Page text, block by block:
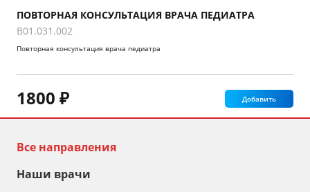
ПОВТОРНАЯ КОНСУЛЬТАЦИЯ ВРАЧА ПЕДИАТРА
B01.031.002
Повторная консультация врача педиатра
1800 ₽ Добавить
Все направления
Наши врачи